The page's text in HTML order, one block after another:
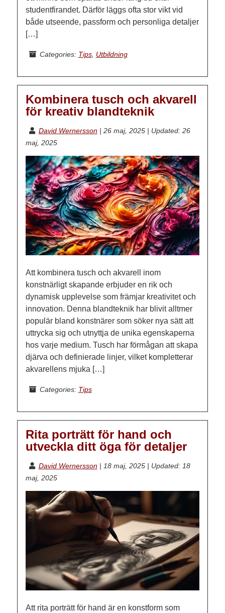
studentfirandet. Därför läggs ofta stor vikt vid
både utseende, passform och personliga detaljer
[…]
Categories: Tips, Utbildning
Kombinera tusch och akvarell
för kreativ blandteknik
David Wernersson | 26 maj, 2025| Updated: 26
maj, 2025
Att kombinera tusch och akvarell inom
konstnärligt skapande erbjuder en rik och
dynamisk upplevelse som främjar kreativitet och
innovation. Denna blandteknik har blivit alltmer
populär bland konstnärer som söker nya sätt att
uttrycka sig och utnyttja de unika egenskaperna
hos varje medium. Tusch har förmågan att skapa
djärva och definierade linjer, vilket kompletterar
akvarellens mjuka […]
Categories: Tips
Rita porträtt för hand och
utveckla ditt öga för detaljer
David Wernersson | 18 maj, 2025| Updated: 18
maj, 2025
Att rita porträtt för hand är en konstform som